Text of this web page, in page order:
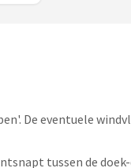
De eventuele
tussen de